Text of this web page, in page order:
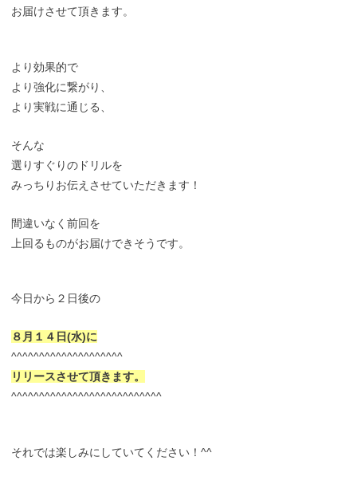
お届けさせて頂きます。
より効果的で
より強化に繋がり、
より実戦に通じる、
そんな
選りすぐりのドリルを
みっちりお伝えさせていただきます！
間違いなく前回を
上回るものがお届けできそうです。
今日から２日後の
８月１４日(水)に
^^^^^^^^^^^^^^^^^^^^
リリースさせて頂きます。
^^^^^^^^^^^^^^^^^^^^^^^^^^^
それでは楽しみにしていてください！^^